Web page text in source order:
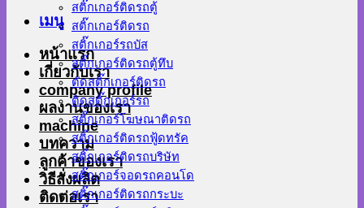
เมนู
หน้าแรก
เกี่ยวกับเรา
company profile
ผลงานของเรา
machine
บทความ
ลูกค้าของเรา
วิธีสั่งผลิต
ติดต่อเรา
สติ๊กเกอร์ติดรถตู้
สติ๊กเกอร์ติดรถ
สติ๊กเกอร์รถบัส
สติ๊กเกอร์ติดรถตู้ทึบ
ตัดสติ๊กเกอร์ติดรถ
ติดสติ๊กเกอร์รถ
สติ๊กเกอร์โฆษณาติดรถ
สติ๊กเกอร์ติดรถฟู้ดทรัค
สติ๊กเกอร์ติดรถบริษัท
สติ๊กเกอร์จอดรถคอนโด
สติ๊กเกอร์ติดรถกระบะ